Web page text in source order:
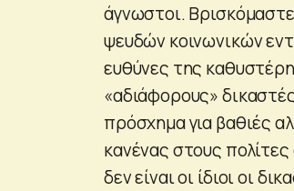
άγνωστοι.
ψευδών κοινωνικών
ευθύνες της
«αδιάφορους»
πρόσχημα για βαθιές
κανένας στους
δεν είναι οι ίδιοι οι